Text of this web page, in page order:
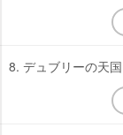
8. デュブリーの天国